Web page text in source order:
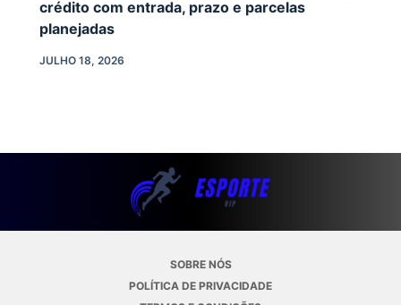
crédito com entrada, prazo e parcelas
planejadas
JULHO 18, 2026
SOBRE NÓS
POLÍTICA DE PRIVACIDADE